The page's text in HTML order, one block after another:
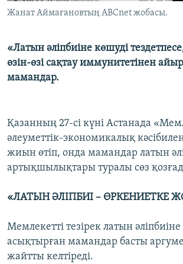
Басқа тілдерде
Жанат Аймағановтың ABCnet жобасы.
«Латын әліпбиіне көшуді
өзін-өзі сақтау иммунитетінен
мамандар.
Қазанның 27-сі күні Астанада
әлеуметтік-экономикалық
жиын өтіп, онда мамандар латын
артықшылықтары туралы сөз
«ЛАТЫН ӘЛІПБИІ – ӨРКЕНИЕТКЕ
Мемлекетті тезірек латын
асықтырған мамандар басты
жайтты келтіреді.